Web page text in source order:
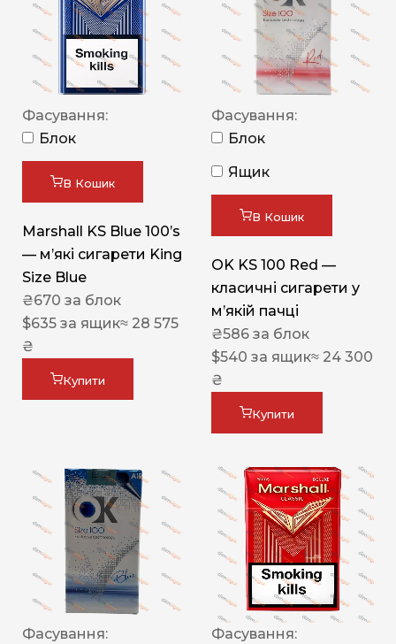
Фасування:
Блок
В Кошик
Marshall KS Blue 100’s
— м’які сигарети King
Size Blue
₴670 за блок
$635 за ящик≈ 28 575
₴
Купити
Фасування:
Блок
Ящик
В Кошик
OK KS 100 Red —
класичні сигарети у
м’якій пачці
₴586 за блок
$540 за ящик≈ 24 300
₴
Купити
Фасування:
Фасування: